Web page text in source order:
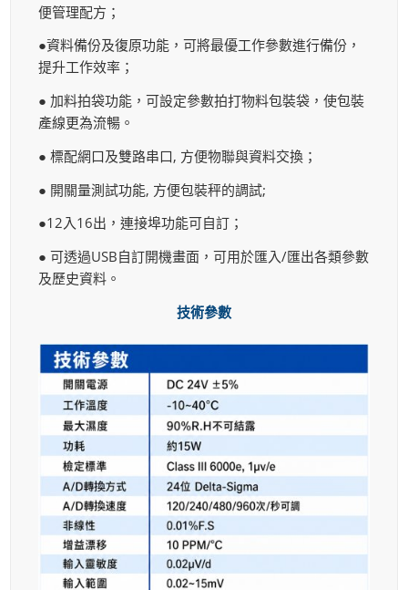
便管理配方；
●資料備份及復原功能，可將最優工作參數進行備份，
提升工作效率；
● 加料拍袋功能，可設定參數拍打物料包裝袋，使包裝
產線更為流暢。
● 標配網口及雙路串口, 方便物聯與資料交換；
● 開關量測試功能, 方便包裝秤的調試;
●12入16出，連接埠功能可自訂；
● 可透過USB自訂開機畫面，可用於匯入/匯出各類參數
及歷史資料。
技術參數